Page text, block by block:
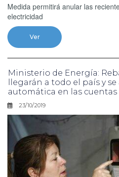
Medida permitirá anular las
electricidad
Ver
Ministerio de Energía:
llegarán a todo el país y
automática en las cuentas
23/10/2019